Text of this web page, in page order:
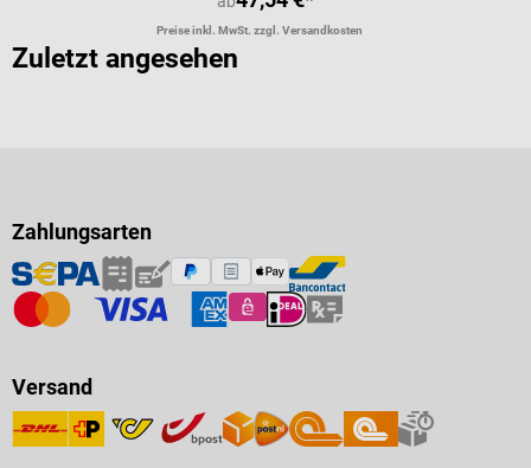
Preise inkl. MwSt. zzgl. Versandkosten
Zuletzt angesehen
Zahlungsarten
Versand